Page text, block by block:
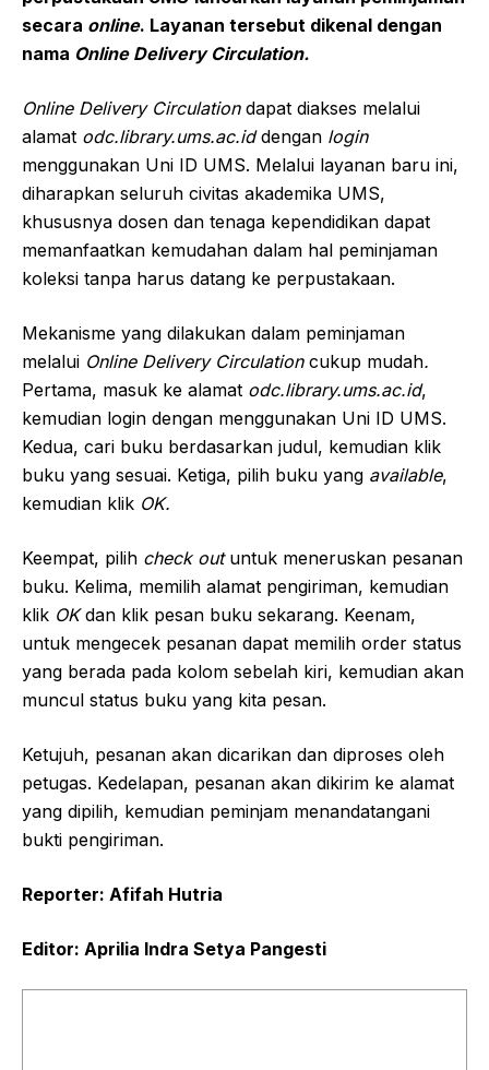
secara online. Layanan tersebut dikenal dengan
nama Online Delivery Circulation.
Online Delivery Circulationdapat diakses melalui
alamat odc.library.ums.ac.iddengan login
menggunakan Uni ID UMS. Melalui layanan baru ini,
diharapkan seluruh civitas akademika UMS,
khususnya dosen dan tenaga kependidikan dapat
memanfaatkan kemudahan dalam hal peminjaman
koleksi tanpa harus datang ke perpustakaan.
Mekanisme yang dilakukan dalam peminjaman
melalui Online Delivery Circulationcukup mudah.
Pertama, masuk ke alamat odc.library.ums.ac.id,
kemudian login dengan menggunakan Uni ID UMS.
Kedua, cari buku berdasarkan judul, kemudian klik
buku yang sesuai. Ketiga, pilih buku yang available,
kemudian klik OK.
Keempat, pilih check out untuk meneruskan pesanan
buku. Kelima, memilih alamat pengiriman, kemudian
klik OKdan klik pesan buku sekarang. Keenam,
untuk mengecek pesanan dapat memilih order status
yang berada pada kolom sebelah kiri, kemudian akan
muncul status buku yang kita pesan.
Ketujuh, pesanan akan dicarikan dan diproses oleh
petugas. Kedelapan, pesanan akan dikirim ke alamat
yang dipilih, kemudian peminjam menandatangani
bukti pengiriman.
Reporter: Afifah Hutria
Editor: Aprilia Indra Setya Pangesti